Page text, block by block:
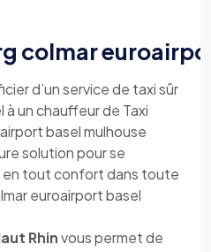
colmar
d’un service de taxi sûr
un chauffeur de Taxi
basel mulhouse
solution pour se
en tout confort dans toute
euroairport basel
Rhinvous permet de